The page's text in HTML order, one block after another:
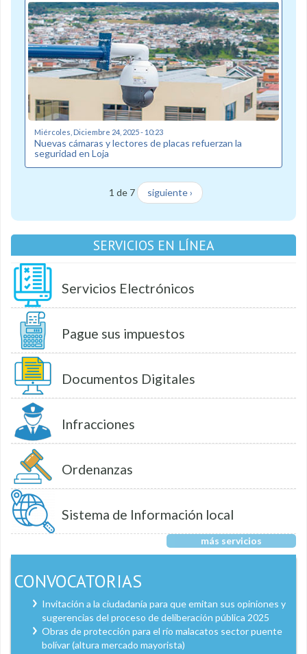
Miércoles, Diciembre 24, 2025 - 10:23
Nuevas cámaras y lectores de placas refuerzan la
seguridad en Loja
1 de 7 siguiente ›
SERVICIOS EN LÍNEA
Servicios Electrónicos
Pague sus impuestos
Documentos Digitales
Infracciones
Ordenanzas
Sistema de Información local
más servicios
CONVOCATORIAS
Invitación a la ciudadanía para que emitan sus opiniones y
sugerencias del proceso de deliberación pública 2025
Obras de protección para el río malacatos sector puente
bolívar (altura mercado mayorista)